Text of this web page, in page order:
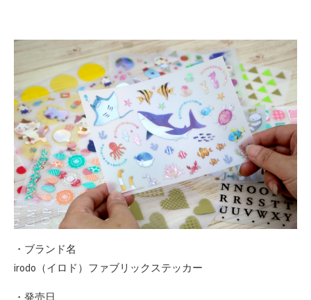
・ブランド名
irodo（イロド）ファブリックステッカー
・発売日